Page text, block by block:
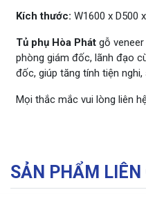
Kích thước: W1600 x D500
Tủ phụ Hòa Phát gỗ
phòng giám đốc, lãnh đạo
đốc, giúp tăng tính tiện nghi,
Mọi thắc mắc vui lòng liên
SẢN PHẨM LIÊN